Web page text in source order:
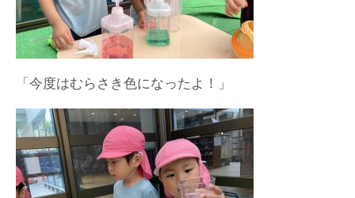
「今度はむらさき色になったよ！」